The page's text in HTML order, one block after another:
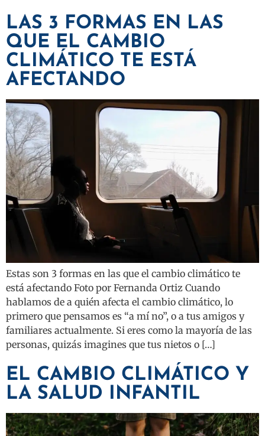
LAS 3 FORMAS EN LAS
QUE EL CAMBIO
CLIMÁTICO TE ESTÁ
AFECTANDO
Estas son 3 formas en las que el cambio climático te
está afectando Foto por Fernanda Ortiz Cuando
hablamos de a quién afecta el cambio climático, lo
primero que pensamos es “a mí no”, o a tus amigos y
familiares actualmente. Si eres como la mayoría de las
personas, quizás imagines que tus nietos o […]
EL CAMBIO CLIMÁTICO Y
LA SALUD INFANTIL